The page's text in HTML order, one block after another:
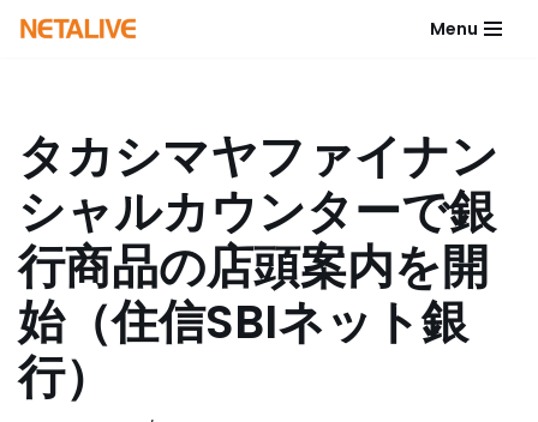
ン
ツ
へ
ス
キ
ッ
プ
Menu
タカシマヤファイナン
シャルカウンターで銀
行商品の店頭案内を開
始（住信SBIネット銀
行）